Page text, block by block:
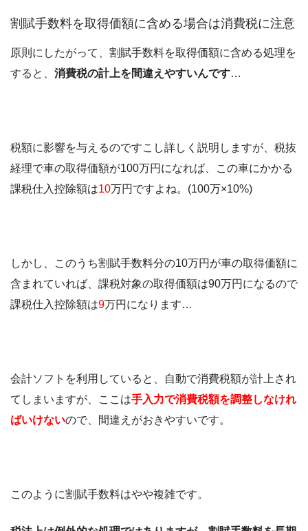
割賦手数料を取得価額に含める場合は消費税に注意
原則にしたがって、割賦手数料を取得価額に含める処理を
すると、 消費税の計上を間違えやすいんです…
税額に影響を与えるのですこし詳しく説明しますが、税抜
経理で車の取得価額が100万円になれば、この車にかかる
課税仕入控除額は10万円ですよね。(100万×10%)
しかし、このうち割賦手数料分の10万円が車の取得価額に
含まれていれば、課税対象の取得価額は90万円になるので
課税仕入控除額は9万円になります…
会計ソフトを利用していると、自動で消費税額が計上され
てしまいますが、ここは手入力で消費税額を調整しなけれ
ばいけないので、間違えがおきやすいです。
このように割賦手数料はやや複雑です。